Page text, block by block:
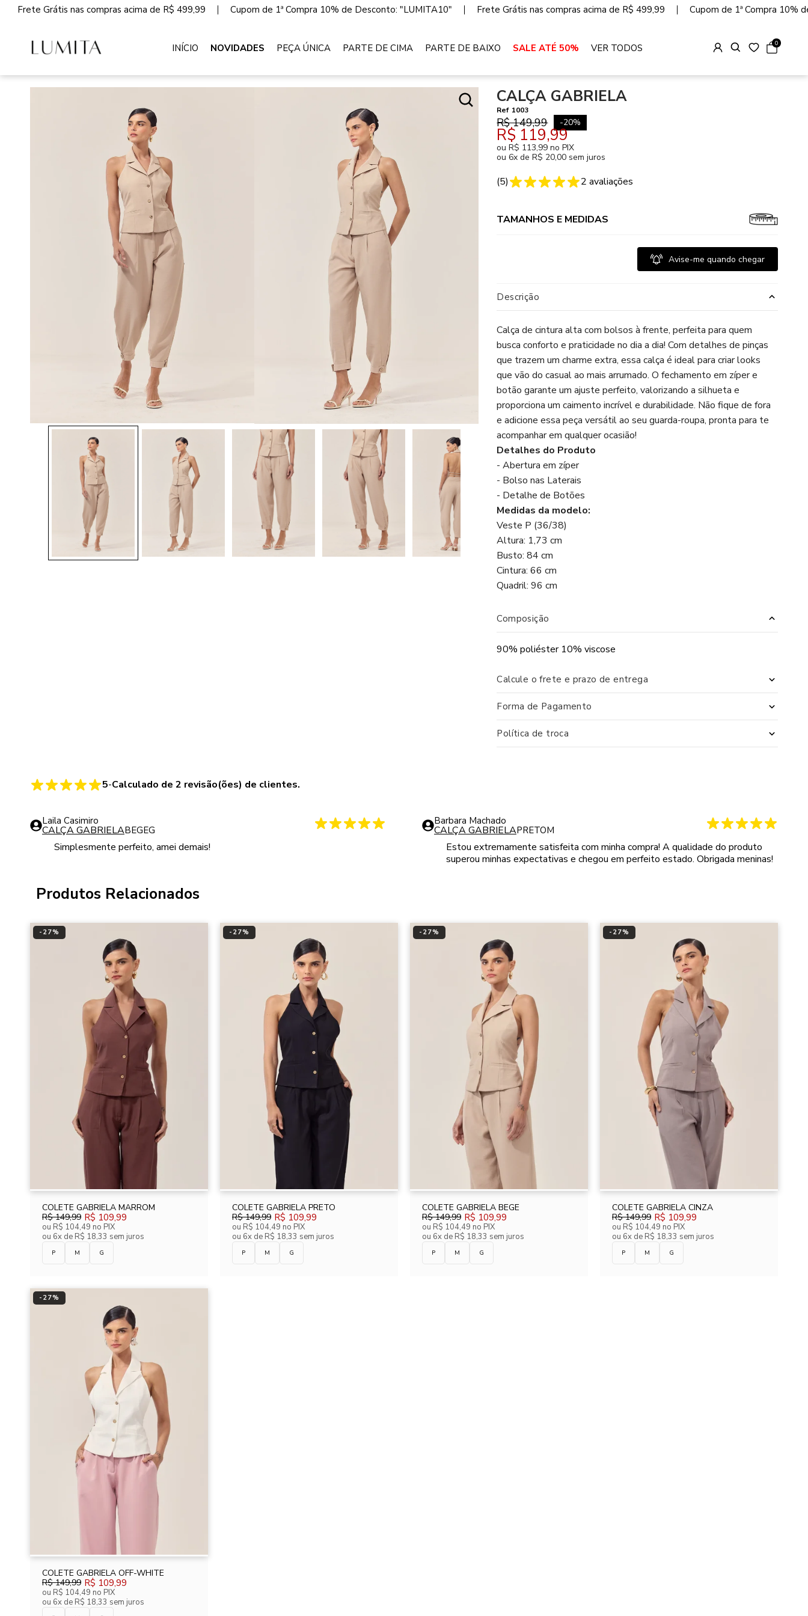
Frete Grátis nas compras acima de R$ 499,99 Cupom de 1ª Compra 10% de Desconto: "LUMITA10" Frete Grátis nas compras acima de R$ 499,99 Cupom de 1ª Compra 10%
INÍCIO NOVIDADES PEÇA ÚNICA PARTE DE CIMA PARTE DE BAIXO SALE ATÉ 50% VER TODOS 0
CALÇA GABRIELA
Ref 1003
R$ 149,99 -20%
R$ 119,99
ouR$ 113,99 no PIX
ou6x de R$ 20,00 sem juros
(5) 2 avaliações
TAMANHOS E MEDIDAS
Avise-me quando chegar
Descrição
Calça de cintura alta com bolsos à frente, perfeita para quem
busca conforto e praticidade no dia a dia! Com detalhes de pinças
que trazem um charme extra, essa calça é ideal para criar looks
que vão do casual ao mais arrumado. O fechamento em zíper e
botão garante um ajuste perfeito, valorizando a silhueta e
proporciona um caimento incrível e durabilidade. Não fique de fora
e adicione essa peça versátil ao seu guarda-roupa, pronta para te
acompanhar em qualquer ocasião!
Detalhes do Produto
- Abertura em zíper
- Bolso nas Laterais
- Detalhe de Botões
Medidas da modelo:
Veste P (36/38)
Altura: 1,73 cm
Busto: 84 cm
Cintura: 66 cm
Quadril: 96 cm
Composição
90% poliéster 10% viscose
Calcule o frete e prazo de entrega
Forma de Pagamento
Política de troca
5-Calculado de 2 revisão(ões) de clientes.
Laila Casimiro
CALÇA GABRIELABEGEG
Simplesmente perfeito, amei demais!
Barbara Machado
CALÇA GABRIELAPRETOM
Estou extremamente satisfeita com minha compra! A qualidade do produto
superou minhas expectativas e chegou em perfeito estado. Obrigada meninas!
Produtos Relacionados
- 27%
COLETE GABRIELA MARROM
R$ 149,99 R$ 109,99
ou R$ 104,49 no PIX
ou 6x de R$ 18,33 sem juros
P M G
- 27%
COLETE GABRIELA PRETO
R$ 149,99 R$ 109,99
ou R$ 104,49 no PIX
ou 6x de R$ 18,33 sem juros
P M G
- 27%
COLETE GABRIELA BEGE
R$ 149,99 R$ 109,99
ou R$ 104,49 no PIX
ou 6x de R$ 18,33 sem juros
P M G
- 27%
COLETE GABRIELA CINZA
R$ 149,99 R$ 109,99
ou R$ 104,49 no PIX
ou 6x de R$ 18,33 sem juros
P M G
- 27%
COLETE GABRIELA OFF-WHITE
R$ 149,99 R$ 109,99
ou R$ 104,49 no PIX
ou 6x de R$ 18,33 sem juros